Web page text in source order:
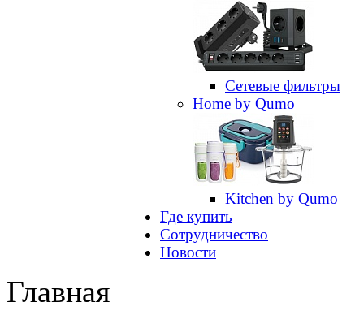
Сетевые фильтры
Home by Qumo
Kitchen by Qumo
Где купить
Сотрудничество
Новости
Главная